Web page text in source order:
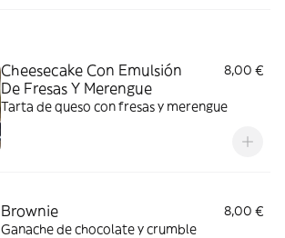
Cheesecake Con Emulsión
De Fresas Y Merengue
8,00 €
Tarta de queso con fresas y merengue
Brownie
8,00 €
Ganache de chocolate y crumble